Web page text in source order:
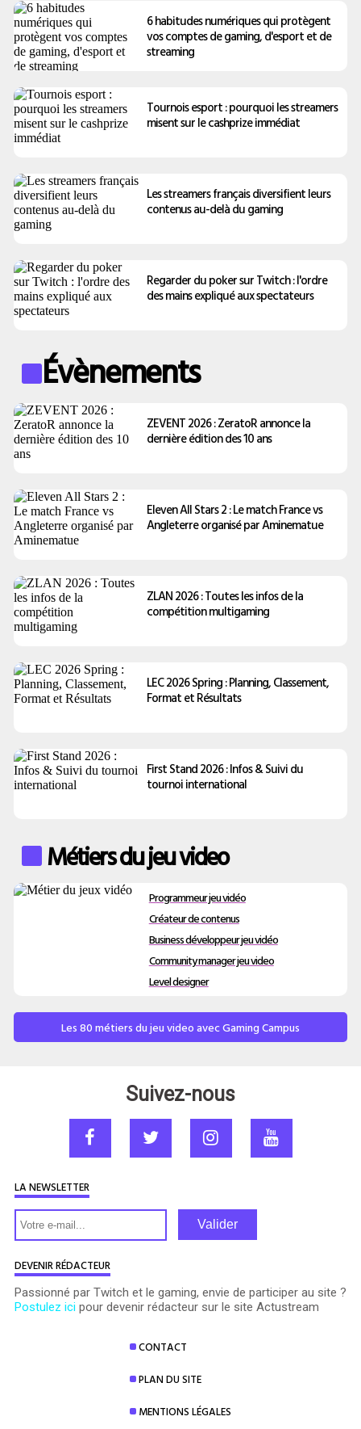
6 habitudes numériques qui protègent
vos comptes de gaming, d'esport et de
streaming
Tournois esport : pourquoi les streamers
misent sur le cashprize immédiat
Les streamers français diversifient leurs
contenus au-delà du gaming
Regarder du poker sur Twitch : l'ordre
des mains expliqué aux spectateurs
Évènements
ZEVENT 2026 : ZeratoR annonce la
dernière édition des 10 ans
Eleven All Stars 2 : Le match France vs
Angleterre organisé par Aminematue
ZLAN 2026 : Toutes les infos de la
compétition multigaming
LEC 2026 Spring : Planning, Classement,
Format et Résultats
First Stand 2026 : Infos & Suivi du
tournoi international
Métiers du jeu video
Programmeur jeu vidéo
Créateur de contenus
Business développeur jeu vidéo
Community manager jeu video
Level designer
Les 80 métiers du jeu video avec Gaming Campus
CONTACT
PLAN DU SITE
MENTIONS LÉGALES
Suivez-nous
LA NEWSLETTER
Valider
DEVENIR RÉDACTEUR
Passionné par Twitch et le gaming, envie de participer au site ?
Postulez ici pour devenir rédacteur sur le site Actustream